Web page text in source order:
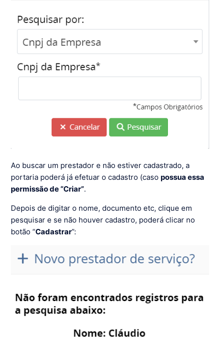
Ao buscar um prestador e não estiver cadastrado, a
portaria poderá já efetuar o cadastro (casopossua essa
permissão de “Criar”.
Depois de digitar o nome, documento etc, clique em
pesquisar e se não houver cadastro, poderá clicar no
botão “Cadastrar”: